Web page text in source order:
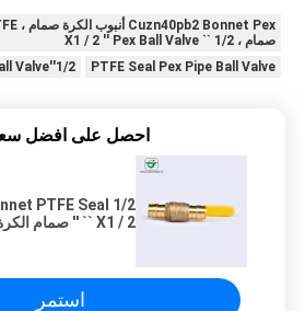
صمام ، 1/2 `` X1 / 2 '' Pex Ball Valve
PTFE Seal Pex Pipe Ball Valve
1/2''X1/2'' Pex Ball Valve
احصل على افضل
PTFE Seal 1/2
`` X1 / 2 '' صمام الكرة الأنبوب Pex
استمر